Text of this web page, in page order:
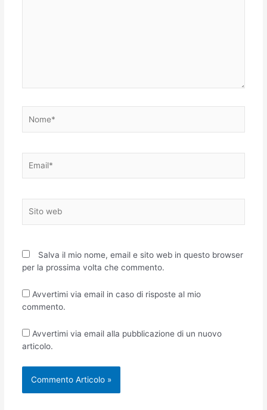
web
Salva il mio nome, email e sito web in questo browser
per la prossima volta che commento.
Avvertimi via email in caso di risposte al mio
commento.
Avvertimi via email alla pubblicazione di un nuovo
articolo.